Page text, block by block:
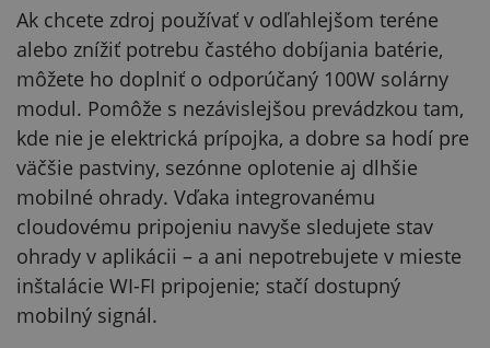
Ak chcete zdroj používať v odľahlejšom teréne
alebo znížiť potrebu častého dobíjania batérie,
môžete ho doplniť o odporúčaný 100W solárny
modul. Pomôže s nezávislejšou prevádzkou tam,
kde nie je elektrická prípojka, a dobre sa hodí pre
väčšie pastviny, sezónne oplotenie aj dlhšie
mobilné ohrady. Vďaka integrovanému
cloudovému pripojeniu navyše sledujete stav
ohrady v aplikácii – a ani nepotrebujete v mieste
inštalácie WI-FI pripojenie; stačí dostupný
mobilný signál.